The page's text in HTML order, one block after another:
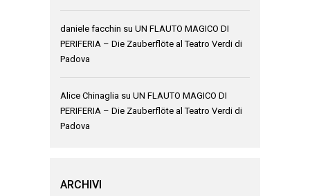
daniele facchin su UN FLAUTO MAGICO DI
PERIFERIA – Die Zauberflöte al Teatro Verdi di
Padova
Alice Chinaglia su UN FLAUTO MAGICO DI
PERIFERIA – Die Zauberflöte al Teatro Verdi di
Padova
ARCHIVI